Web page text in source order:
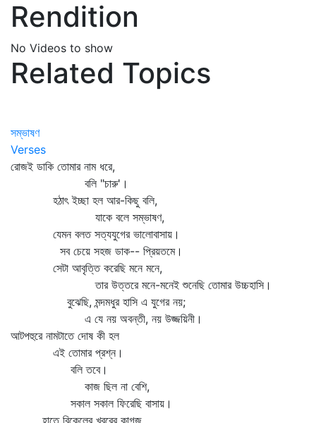
Rendition
No Videos to show
Related Topics
সম্ভাষণ
Verses
রোজই ডাকি তোমার নাম ধরে,
বলি "চারু'।
হঠাৎ ইচ্ছা হল আর-কিছু বলি,
যাকে বলে সম্ভাষণ,
যেমন বলত সত্যযুগের ভালোবাসায়।
সব চেয়ে সহজ ডাক-- প্রিয়তমে।
সেটা আবৃত্তি করেছি মনে মনে,
তার উত্তরে মনে-মনেই শুনেছি তোমার উচ্চহাসি।
বুঝেছি, মন্দমধুর হাসি এ যুগের নয়;
এ যে নয় অবন্তী, নয় উজ্জয়িনী।
আটপহুরে নামটাতে দোষ কী হল
এই তোমার প্রশ্ন।
বলি তবে।
কাজ ছিল না বেশি,
সকাল সকাল ফিরেছি বাসায়।
হাতে বিকেলের খবরের কাগজ,